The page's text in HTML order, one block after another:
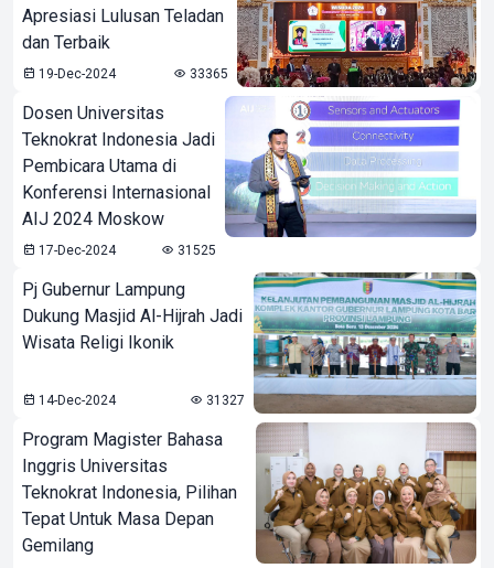
Apresiasi Lulusan Teladan
dan Terbaik
19-Dec-2024 33365
Dosen Universitas
Teknokrat Indonesia Jadi
Pembicara Utama di
Konferensi Internasional
AIJ 2024 Moskow
17-Dec-2024 31525
Pj Gubernur Lampung
Dukung Masjid Al-Hijrah Jadi
Wisata Religi Ikonik
14-Dec-2024 31327
Program Magister Bahasa
Inggris Universitas
Teknokrat Indonesia, Pilihan
Tepat Untuk Masa Depan
Gemilang